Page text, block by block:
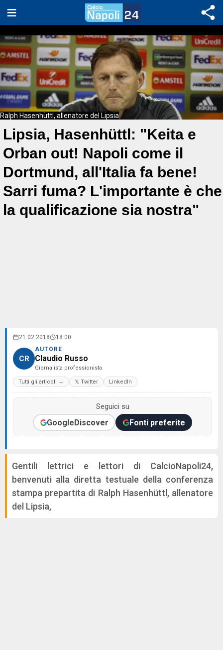
Ralph Hasenhüttl, allenatore del Lipsia
Lipsia, Hasenhüttl: "Keita e
Orban out! Napoli come il
Dortmund, all'Italia fa bene!
Sarri fuma? L'importante è che
la qualificazione sia nostra"
21.02.2018 18:00
CR
AUTORE
Claudio Russo
Giornalista professionista
Tutti gli articoli → 𝕏 Twitter LinkedIn
Seguici su
GoogleDiscover Fonti preferite
Gentili lettrici e lettori di CalcioNapoli24,
benvenuti alla diretta testuale della conferenza
stampa prepartita di Ralph Hasenhüttl, allenatore
del Lipsia,